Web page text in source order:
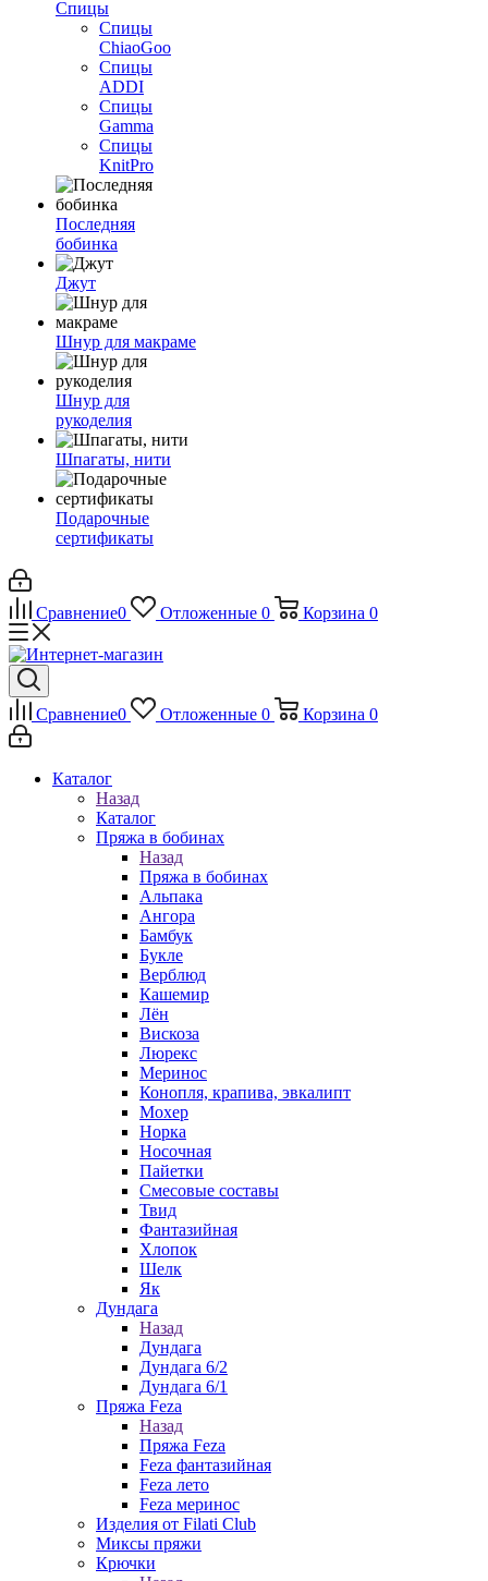
Спицы
Спицы
ChiaoGoo
Спицы
ADDI
Спицы
Gamma
Спицы
KnitPro
Последняя
бобинка
Джут
Шнур для макраме
Шнур для
рукоделия
Шпагаты, нити
Подарочные
сертификаты
Сравнение0 Отложенные 0 Корзина 0
Сравнение0 Отложенные 0 Корзина 0
Каталог
Назад
Каталог
Пряжа в бобинах
Назад
Пряжа в бобинах
Альпака
Ангора
Бамбук
Букле
Верблюд
Кашемир
Лён
Вискоза
Люрекс
Меринос
Конопля, крапива, эвкалипт
Мохер
Норка
Носочная
Пайетки
Смесовые составы
Твид
Фантазийная
Хлопок
Шелк
Як
Дундага
Назад
Дундага
Дундага 6/2
Дундага 6/1
Пряжа Feza
Назад
Пряжа Feza
Feza фантазийная
Feza лето
Feza меринос
Изделия от Filati Club
Миксы пряжи
Крючки